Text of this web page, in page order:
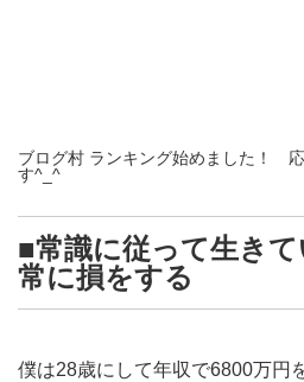
ブログ村 ランキング始めました！
す^_^
■常識に従って生き
常に損をする
僕は28歳にして年収で6800万円